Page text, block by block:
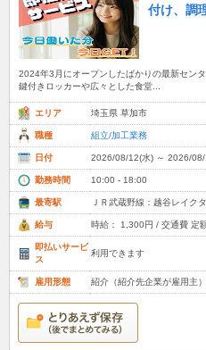
付け、
2024年3月にオープンしたばかりの最新センタ
鍵付きロッカーや広々とした食堂...
エリア 埼玉県 草加市
職種 組立/加工業務
日付 2026/08/12(水) ～ 2026/08/
勤務時間 10:00 - 18:00
最寄駅 ＪＲ武蔵野線：越谷レイク
給与 時給： 1,300円 / 交通費 定
即払いサービ
ス
利用できます
雇用形態 紹介（紹介先企業が雇用主）